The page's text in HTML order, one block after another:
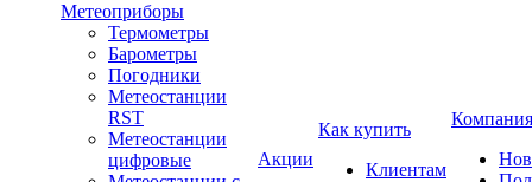
Метеоприборы
Термометры
Барометры
Погодники
Метеостанции
RST
Метеостанции
цифровые
Акции
Как купить
Клиентам
Компания